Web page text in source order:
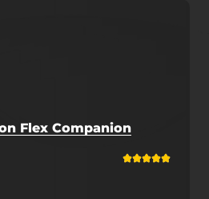
Flex Companion